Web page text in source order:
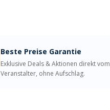
Beste Preise Garantie
Exklusive Deals & Aktionen direkt vom
Veranstalter, ohne Aufschlag.